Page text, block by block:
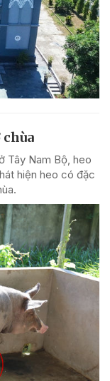
Tây Nam Bộ, heo
hiện heo có đặc